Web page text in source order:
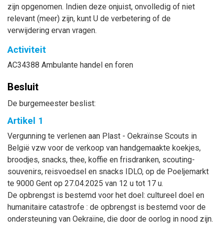
zijn opgenomen. Indien deze onjuist, onvolledig of niet
relevant (meer) zijn, kunt U de verbetering of de
verwijdering ervan vragen.
Activiteit
AC34388 Ambulante handel en foren
Besluit
De burgemeester beslist:
Artikel 1
Vergunning te verlenen aan Plast - Oekraïnse Scouts in
België vzw voor de verkoop van handgemaakte koekjes,
broodjes, snacks, thee, koffie en frisdranken, scouting-
souvenirs, reisvoedsel en snacks IDLO, op de Poeljemarkt
te 9000 Gent op 27.04.2025 van 12 u tot 17 u.
De opbrengst is bestemd voor het doel: cultureel doel en
humanitaire catastrofe : de opbrengst is bestemd voor de
ondersteuning van Oekraïne, die door de oorlog in nood zijn.